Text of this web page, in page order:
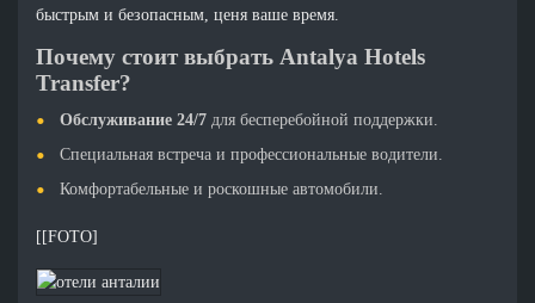
быстрым и безопасным, ценя ваше время.
Почему стоит выбрать Antalya Hotels
Transfer?
Обслуживание 24/7 для бесперебойной поддержки.
Специальная встреча и профессиональные водители.
Комфортабельные и роскошные автомобили.
[[FOTO]